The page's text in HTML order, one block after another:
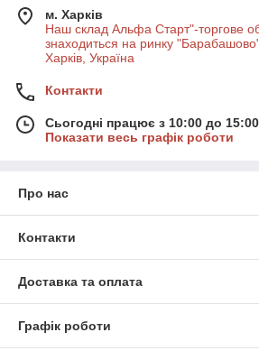
м. Харків
Наш склад Альфа Старт"-торгове
знаходиться на ринку
Харків, Україна
Контакти
Сьогодні працює з 10:00 до 15:00
Показати весь графік роботи
Про нас
Контакти
Доставка та оплата
Графік роботи